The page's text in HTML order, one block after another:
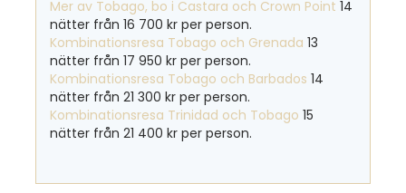
Mer av Tobago, bo i Castara och Crown Point 14
nätter från 16 700 kr per person.
Kombinationsresa Tobago och Grenada 13
nätter från 17 950 kr per person.
Kombinationsresa Tobago och Barbados 14
nätter från 21 300 kr per person.
Kombinationsresa Trinidad och Tobago 15
nätter från 21 400 kr per person.